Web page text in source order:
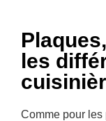
les
Comme pour les